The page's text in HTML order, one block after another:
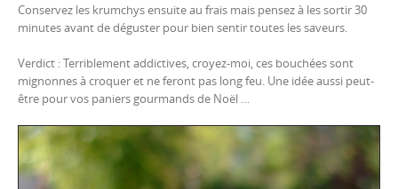
Conservez les krumchys ensuite au frais mais pensez à les sortir 30
minutes avant de déguster pour bien sentir toutes les saveurs.
Verdict : Terriblement addictives, croyez-moi, ces bouchées sont
mignonnes à croquer et ne feront pas long feu. Une idée aussi peut-
être pour vos paniers gourmands de Noël …